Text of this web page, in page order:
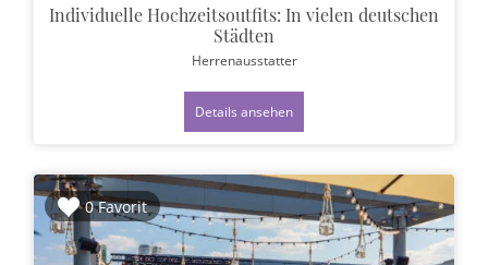
Individuelle Hochzeitsoutfits: In vielen deutschen
Städten
Herrenausstatter
Details ansehen
0 Favorit